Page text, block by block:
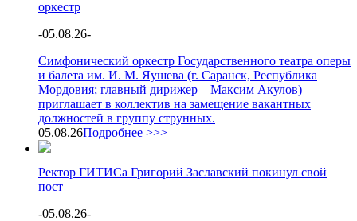
оркестр
-05.08.26-
Симфонический оркестр Государственного театра оперы
и балета им. И. М. Яушева (г. Саранск, Республика
Мордовия; главный дирижер – Максим Акулов)
приглашает в коллектив на замещение вакантных
должностей в группу струнных.
05.08.26Подробнее >>>
Ректор ГИТИСа Григорий Заславский покинул свой
пост
-05.08.26-